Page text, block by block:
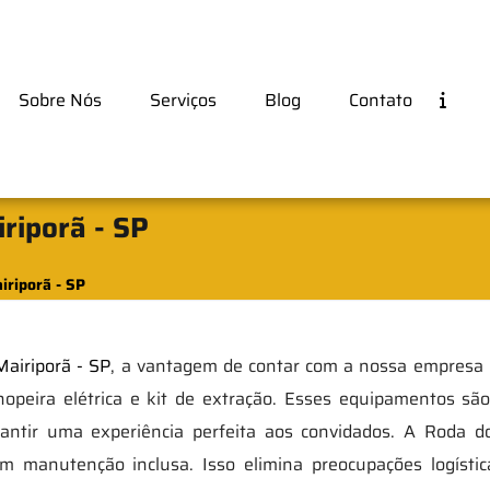
Sobre Nós Serviços Blog Contato
- SP
- SP
- SP, a vantagem de contar com a nossa
elétrica e kit de extração. Esses equipamentos
uma experiência perfeita aos convidados. A Roda
manutenção inclusa. Isso elimina preocupações